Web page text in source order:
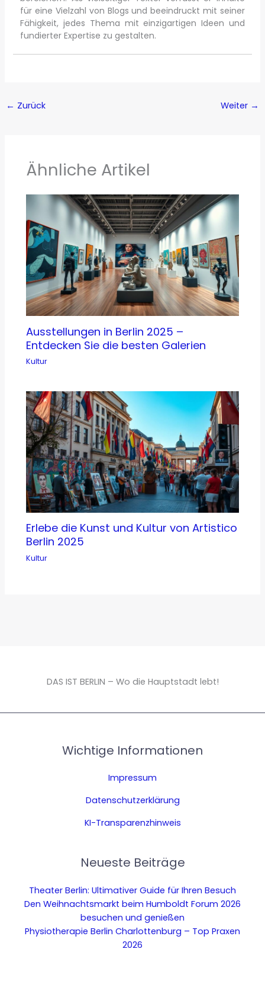
für eine Vielzahl von Blogs und beeindruckt mit seiner
Fähigkeit, jedes Thema mit einzigartigen Ideen und
fundierter Expertise zu gestalten.
← Zurück Weiter →
Ähnliche Artikel
Ausstellungen in Berlin 2025 –
Entdecken Sie die besten Galerien
Kultur
Erlebe die Kunst und Kultur von Artistico
Berlin 2025
Kultur
DAS IST BERLIN – Wo die Hauptstadt lebt!
Wichtige Informationen
Impressum
Datenschutzerklärung
KI-Transparenzhinweis
Neueste Beiträge
Theater Berlin: Ultimativer Guide für Ihren Besuch
Den Weihnachtsmarkt beim Humboldt Forum 2026
besuchen und genießen
Physiotherapie Berlin Charlottenburg – Top Praxen
2026